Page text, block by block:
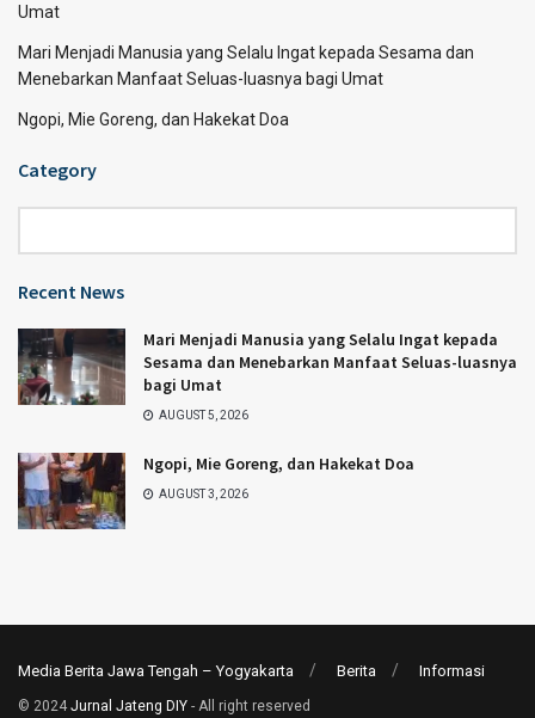
Umat
Mari Menjadi Manusia yang Selalu Ingat kepada Sesama dan
Menebarkan Manfaat Seluas-luasnya bagi Umat
Ngopi, Mie Goreng, dan Hakekat Doa
Category
Recent News
Mari Menjadi Manusia yang Selalu Ingat kepada
Sesama dan Menebarkan Manfaat Seluas-luasnya
bagi Umat
AUGUST 5, 2026
Ngopi, Mie Goreng, dan Hakekat Doa
AUGUST 3, 2026
Media Berita Jawa Tengah – Yogyakarta Berita Informasi
© 2024 Jurnal Jateng DIY - All right reserved